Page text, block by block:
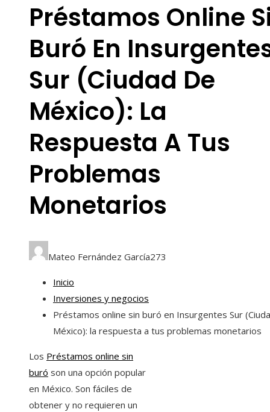
Préstamos Online
Buró En
Sur (Ciudad De
México): La
Respuesta A Tus
Problemas
Monetarios
Mateo Fernández García273
Inicio
Inversiones y negocios
Préstamos online sin buró en Insurgentes Sur
México): la respuesta a tus problemas monetarios
Los Préstamos online sin
buró son una opción popular
en México. Son fáciles de
obtener y no requieren un